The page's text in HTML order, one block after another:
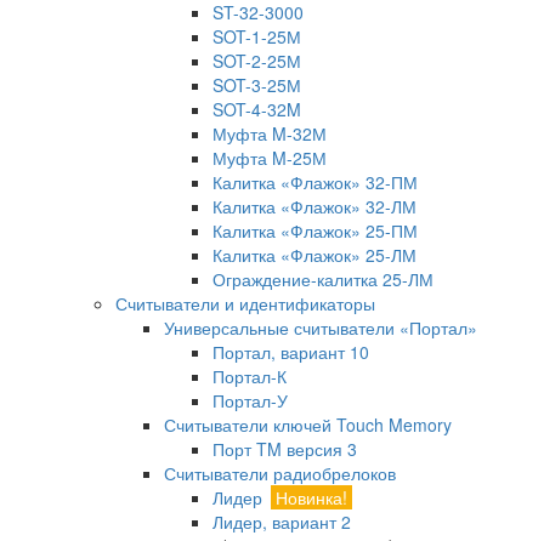
ST-32-3000
SOT-1-25М
SOT-2-25М
SOT-3-25М
SOT-4-32M
Муфта M-32М
Муфта M-25М
Калитка «Флажок» 32-ПМ
Калитка «Флажок» 32-ЛМ
Калитка «Флажок» 25-ПМ
Калитка «Флажок» 25-ЛМ
Ограждение-калитка 25-ЛМ
Считыватели и идентификаторы
Универсальные считыватели «Портал»
Портал, вариант 10
Портал-К
Портал-У
Считыватели ключей Touch Memory
Порт TM версия 3
Считыватели радиобрелоков
Лидер Новинка!
Лидер, вариант 2